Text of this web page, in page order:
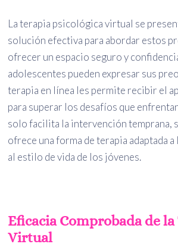
La terapia psicológica virtual se
solución efectiva para abordar estos
ofrecer un espacio seguro y
adolescentes pueden expresar sus
terapia en línea les permite recibir el
para superar los desafíos que
solo facilita la intervención temprana,
ofrece una forma de terapia adaptada a
al estilo de vida de los jóvenes.
Eficacia Comprobada de
Virtual